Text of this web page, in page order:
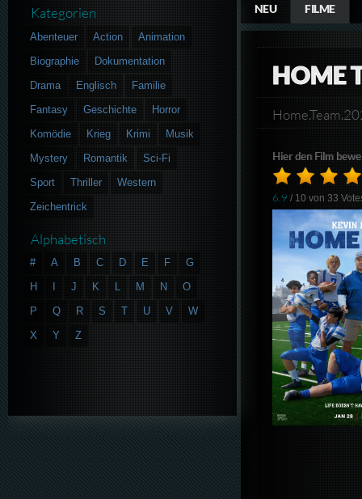
NEU FILME
HOME
Hier den Film
6.9 / 10 von33
Kategorien
Abenteuer Action
Animation
Biographie
Dokumentation
Drama
Englisch
Familie
Fantasy
Geschichte
Horror
Komödie
Krieg Krimi
Musik
Mystery
Romantik
Sci-Fi
Sport
Thriller
Western
Zeichentrick
Alphabetisch
# A B C D E F
G
H
J K L M N
O
P
Q R S T U V
W
X
Y Z